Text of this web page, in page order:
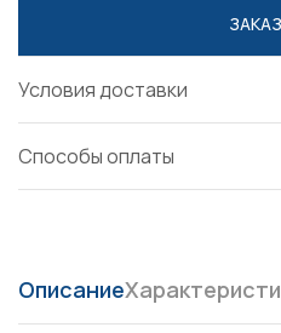
Условия доставки
Способы оплаты
Описание